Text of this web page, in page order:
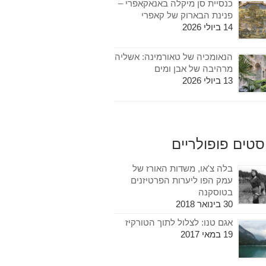
כנסיית סן מיקלה באנאקאפרי –
פנינת הבארוק של קאפרי
14 ביולי 2026
הנאומכיה של טאורמינה: אשליה
מרהיבה של אבן ומים
13 ביולי 2026
פופולריים
בלה צ'או, משדות האורז של
עמק הפו ליערות הפרטיזנים
בטוסקנה
30 בינואר 2018
אגם טנו: לצלול לתוך הטורקיז
19 במאי 2017